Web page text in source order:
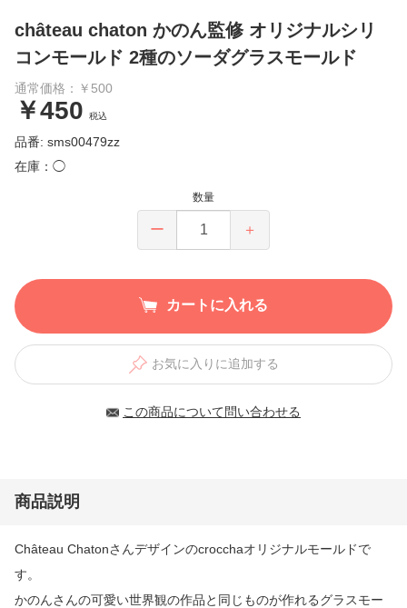
château chaton かのん監修 オリジナルシリ
コンモールド 2種のソーダグラスモールド
通常価格：￥500
￥450 税込
品番: sms00479zz
在庫：◯
数量
ー ＋
カートに入れる
お気に入りに追加する
この商品について問い合わせる
商品説明
Château Chatonさんデザインのcrocchaオリジナルモールドで
す。
かのんさんの可愛い世界観の作品と同じものが作れるグラスモー